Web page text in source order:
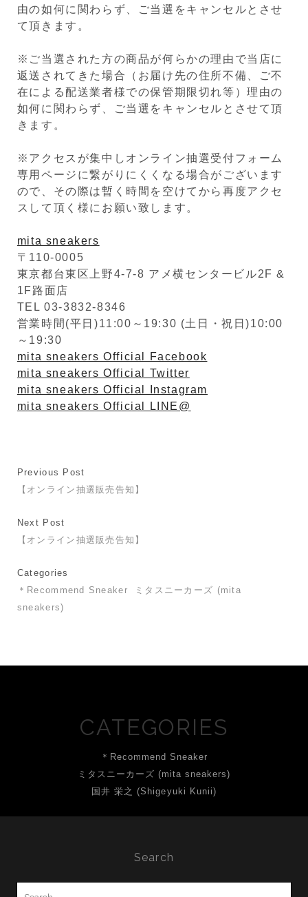
由の如何に関わらず、ご当選をキャンセルとさせ
て頂きます。
※ご当選された方の商品が何らかの理由で当店に
返送されてきた場合（お届け先の住所不備、ご不
在による配送業者様での保管期限切れ等）理由の
如何に関わらず、ご当選をキャンセルとさせて頂
きます。
※アクセスが集中しオンライン抽選受付フォーム
専用ページに繋がりにくくなる場合がございます
ので、その際は暫く時間を空けてから再度アクセ
スして頂く様にお願い致します。
mita sneakers
〒110-0005
東京都台東区上野4-7-8 アメ横センタービル2F &
1F路面店
TEL 03-3832-8346
営業時間(平日)11:00～19:30 (土日・祝日)10:00
～19:30
mita sneakers Official Facebook
mita sneakers Official Twitter
mita sneakers Official Instagram
mita sneakers Official LINE@
Previous Post
【オンライン抽選販売告知】
Next Post
【オンライン抽選販売告知】
Categories
＊Recommend Sneaker
ミタスニーカーズ (mita
sneakers)
CATEGORIES
＊Recommend Sneaker
ミタスニーカーズ (mita sneakers)
国井 栄之 (Shigeyuki Kunii)
Search